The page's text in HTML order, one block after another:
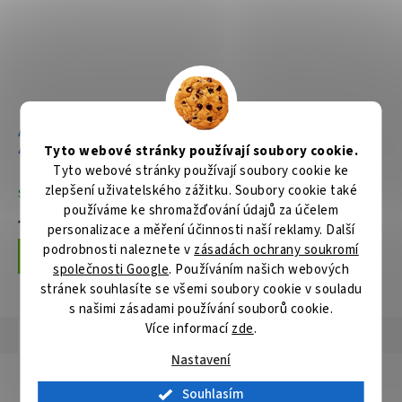
Tyto webové stránky používají soubory cookie.
Tyto webové stránky používají soubory cookie ke
zlepšení uživatelského zážitku. Soubory cookie také
používáme ke shromažďování údajů za účelem
personalizace a měření účinnosti naší reklamy. Další
podrobnosti naleznete v zásadách ochrany soukromí
společnosti Google. Používáním našich webových
stránek souhlasíte se všemi soubory cookie v souladu
s našimi zásadami používání souborů cookie.
Více informacízde.
Nastavení
Souhlasím
Aku pila na kov Li-ion XGT
40V, bez aku Z
Skladem
11 640 Kč
Do košíku
Ruční kotoučová pila MT
190mm,1050W
Není skladem
3 227 Kč
Do košíku
Diskuze
Detailní popis produktu